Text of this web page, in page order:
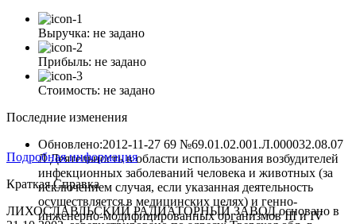
Выручка: не задано
Прибыль: не задано
Стоимость: не задано
Последние изменения
Обновлено:2012-11-27 69 №69.01.02.001.Л.000032.08.07
Л Деятельность в области использования возбудителей
инфекционных заболеваний человека и животных (за
исключением случая, если указанная деятельность
осуществляется в медицинских целях) и генно-
инженерно-модифицированных организмов III и IV
Подробная информация
Краткая Справка
ЛИХОСЛАВЛЬСКИЙ РАДИАТОРНЫЙ ЗАВОД основано в